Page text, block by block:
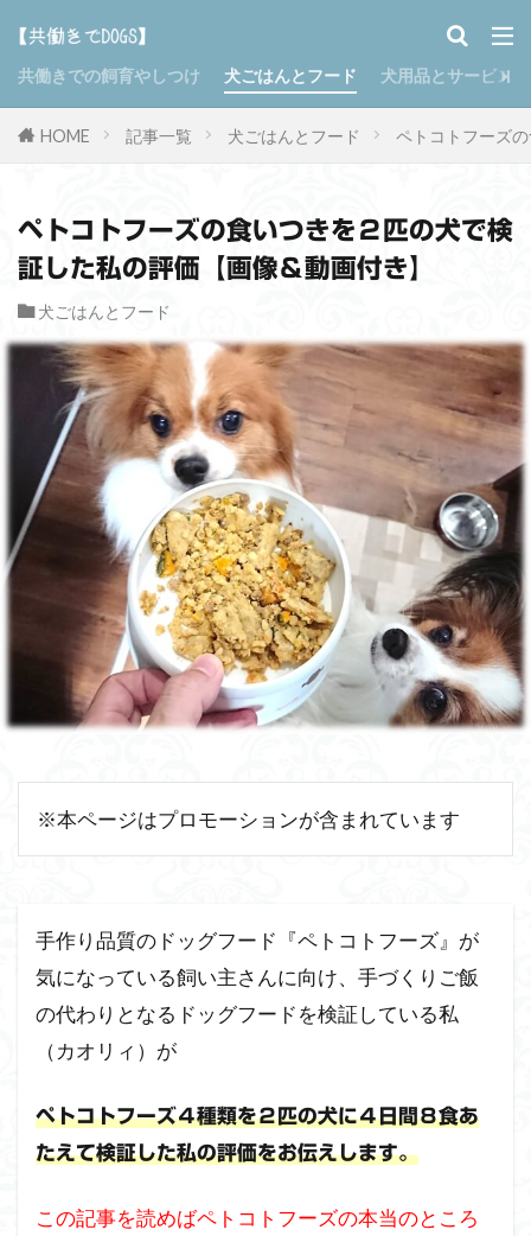
共働きでの飼育やしつけ 犬ごはんとフード 犬用品とサービス
HOME 記事一覧 犬ごはんとフード ペトコトフーズ
ペトコトフーズの食いつきを２匹の犬で検
証した私の評価【画像＆動画付き】
犬ごはんとフード
※本ページはプロモーションが含まれています
手作り品質のドッグフード『ペトコトフーズ』が
気になっている飼い主さんに向け、手づくりご飯
の代わりとなるドッグフードを検証している私
（カオリィ）が
ペトコトフーズ４種類を２匹の犬に４日間８食あ
たえて検証した私の評価をお伝えします。
この記事を読めばペトコトフーズの本当のところ